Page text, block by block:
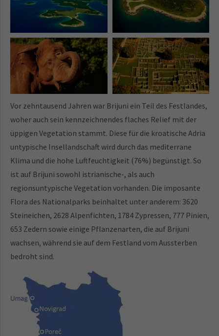
Inselarchipel
Insel Gaz westlich von Mali
Brijun
Nationalpark Brijuni | Seit
dem Tod des Elefanten Sony
2010 ist seine Artgenossin
Lanka allein
Nationalpark Brijuni |
Archäologische Tour -
Prähistorie, Antike, Byzanz
bis zur Republik Venedig
Vor zehntausend Jahren war Brijuni ein Teil des Festlandes,
woher auch sein kennzeichnendes flaches Relief mit der
üppigen Vegetation stammt. Diese für die kroatische Adria
untypische Insellandschaft wird durch das mediterrane
Klima und die hohe Luftfeuchtigkeit (76%) begünstigt. So
ist auf Brijuni sowohl istrianische-, als auch
regionsuntypische Vegetation vorhanden. Die imposante
Flora des Nationalparks beinhaltet unter anderem: 3620
Steineichen, 2628 Alpenfichten, 1784 Zypressen, 777 Pinien,
653 Zedern sowie einige Pflanzenarten, die auf Brijuni
wachsen, während sie auf dem Festland vom Aussterben
bedroht sind.